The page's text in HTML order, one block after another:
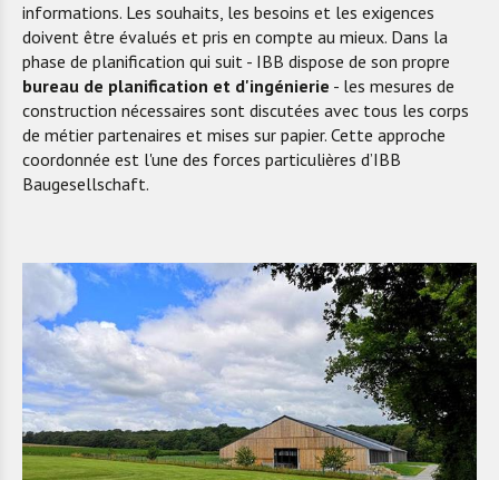
informations. Les souhaits, les besoins et les exigences
doivent être évalués et pris en compte au mieux. Dans la
phase de planification qui suit - IBB dispose de son propre
bureau de planification et d'ingénierie - les mesures de
construction nécessaires sont discutées avec tous les corps
de métier partenaires et mises sur papier. Cette approche
coordonnée est l'une des forces particulières d’IBB
Baugesellschaft.